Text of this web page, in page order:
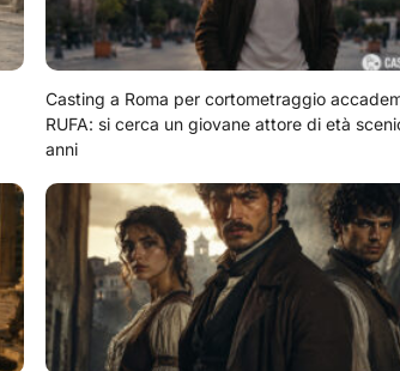
Casting a Roma per cortometraggio
RUFA: si cerca un giovane attore di età
anni